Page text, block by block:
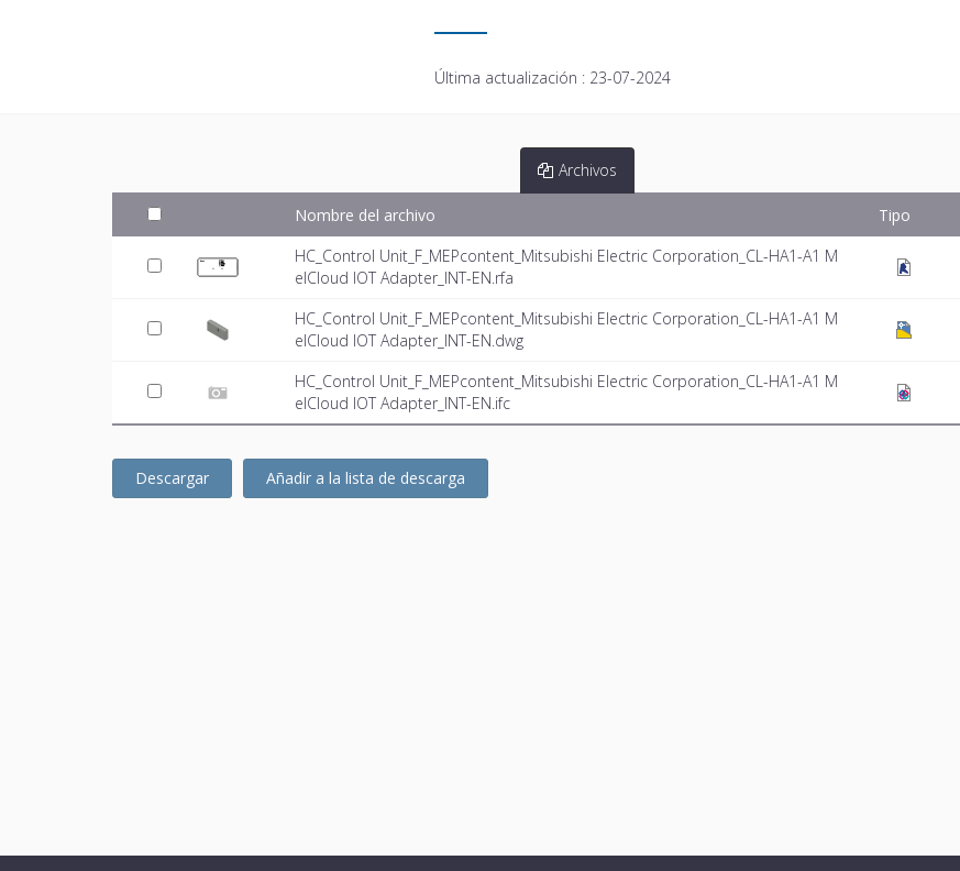
Última actualización : 23-07-2024
Archivos
Nombre del archivo Tipo
HC_Control Unit_F_MEPcontent_Mitsubishi Electric Corporation_CL-HA1-A1 M
elCloud IOT Adapter_INT-EN.rfa
HC_Control Unit_F_MEPcontent_Mitsubishi Electric Corporation_CL-HA1-A1 M
elCloud IOT Adapter_INT-EN.dwg
HC_Control Unit_F_MEPcontent_Mitsubishi Electric Corporation_CL-HA1-A1 M
elCloud IOT Adapter_INT-EN.ifc
Descargar Añadir a la lista de descarga